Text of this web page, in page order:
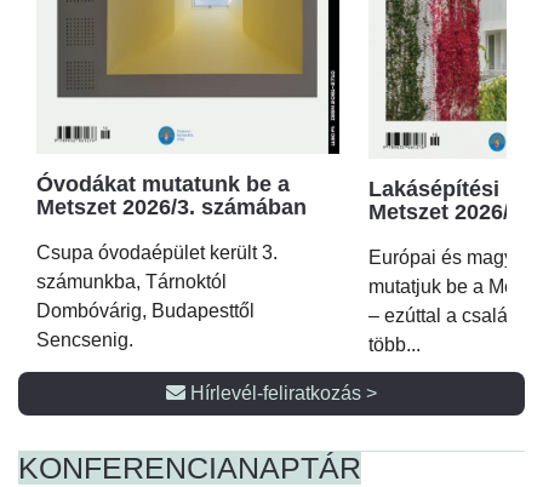
Óvodákat mutatunk be a
Metszet 2026/3. számában
Csupa óvodaépület került 3.
számunkba, Tárnoktól
Dombóvárig, Budapesttől
Sencsenig.
Lakásépítési
Metszet 2026/2.
Európai és magyar
mutatjuk be a
– ezúttal a családi
több...
Hírlevél-feliratkozás >
KONFERENCIANAPTÁR